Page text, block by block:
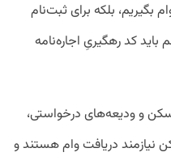
بگیریم، بلکه برای ثبت‌نام
کد رهگیریِ اجاره‌نامه
و ودیعه‌های درخواستی،
نیازمند دریافت وام هستند و